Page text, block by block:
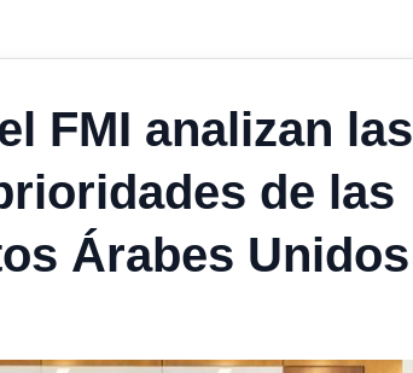
FMI analizan las
de las
Árabes Unidos